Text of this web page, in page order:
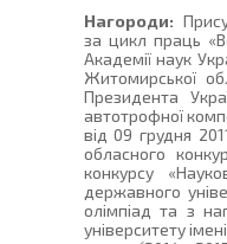
Нагороди:
за цикл праць
Академії наук
Житомирської
Президента
автотрофної
від 09 грудня
обласного
конкурсу
державного
олімпіад та з
університету